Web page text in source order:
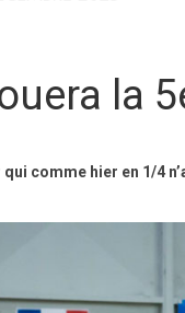
la
qui comme hier en 1/4